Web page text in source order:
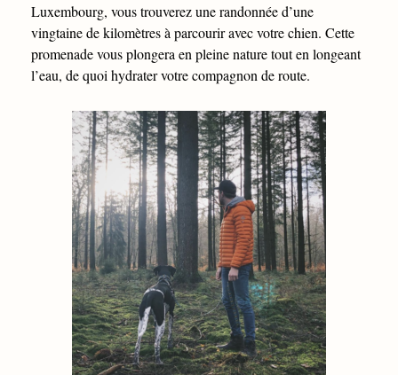
Luxembourg, vous trouverez une randonnée d’une
vingtaine de kilomètres à parcourir avec votre chien. Cette
promenade vous plongera en pleine nature tout en longeant
l’eau, de quoi hydrater votre compagnon de route.